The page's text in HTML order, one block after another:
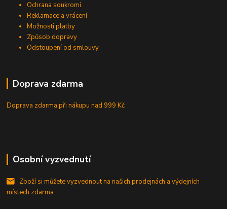
Ochrana soukromí
Reklamace a vrácení
Možnosti platby
Způsob dopravy
Odstoupení od smlouvy
Doprava zdarma
Doprava zdarma při nákupunad 999 Kč
Osobní vyzvednutí
Zboží si můžete vyzvednout na našich prodejnách a výdejních
místech zdarma.